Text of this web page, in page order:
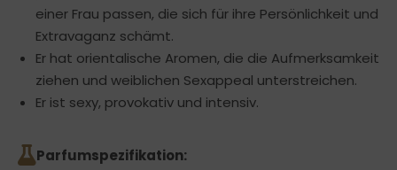
einer Frau passen, die sich für ihre Persönlichkeit und
Extravaganz schämt.
Er hat orientalische Aromen, die die Aufmerksamkeit
ziehen und weiblichen Sexappeal unterstreichen.
Er ist sexy, provokativ und intensiv.
Parfumspezifikation: